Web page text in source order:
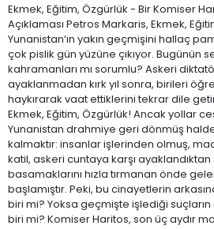
Ekmek, Eğitim, Özgürlük - Bir Komiser
Açıklaması Petros Markaris, Ekmek,
Yunanistan’ın yakın geçmişini hallaç
çok pislik gün yüzüne çıkıyor. Bugünün
kahramanları mı sorumlu? Askeri
ayaklanmadan kırk yıl sonra, birileri
haykırarak vaat ettiklerini tekrar dile
Ekmek, Eğitim, Özgürlük! Ancak yollar
Yunanistan drahmiye geri dönmüş
kalmaktır: insanlar işlerinden olmuş,
katil, askeri cuntaya karşı
basamaklarını hızla tırmanan önde
başlamıştır. Peki, bu cinayetlerin
biri mi? Yoksa geçmişte işlediği suçların
biri mi? Komiser Haritos, son üç aydır